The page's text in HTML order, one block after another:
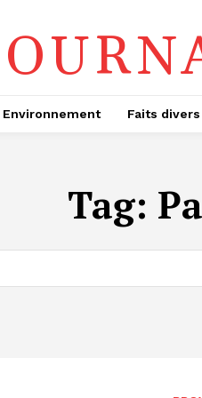
Environnement Faits divers
Tag: